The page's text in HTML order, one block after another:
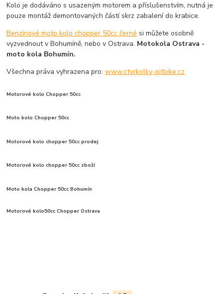
Kolo je dodáváno s usazeným motorem a příslušenstvím, nutná je
pouze montáž demontovaných částí skrz zabalení do krabice.
Benzínové moto kolo chopper 50cc černé si můžete osobně
vyzvednout v Bohumíně, nebo v Ostrava. Motokola Ostrava -
moto kola Bohumín.
Všechna práva vyhrazena pro:www.ctyrkolky-pitbike.cz
Motorové kolo Chopper 50cc
Moto kolo Chopper 50cc
Motorové kolo chopper 50cc prodej
Motorové kolo chopper 50cc zboží
Moto kola Chopper 50cc Bohumín
Motorové kolo50cc Chopper Ostrava